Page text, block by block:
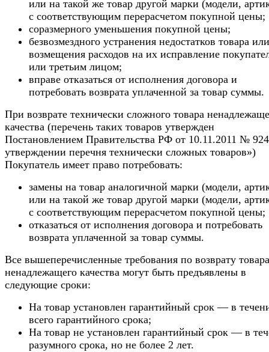
или на такой же товар другой марки (модели,
с соответствующим перерасчетом покупной цены;
соразмерного уменьшения покупной цены;
безвозмездного устранения недостатков товара или
возмещения расходов на их исправление
или третьим лицом;
вправе отказаться от исполнения договора и
потребовать возврата уплаченной за товар суммы.
При возврате технически сложного товара
качества (перечень таких товаров утвержден
Постановлением Правительства РФ от 10.11.2011 №
утверждении перечня технически сложных товаров»)
Покупатель имеет право потребовать:
замены на товар аналогичной марки (модели,
или на такой же товар другой марки (модели,
с соответствующим перерасчетом покупной цены;
отказаться от исполнения договора и потребовать
возврата уплаченной за товар суммы.
Все вышеперечисленные требования по возврату товара
ненадлежащего качества могут быть предъявлены в
следующие сроки:
На товар установлен гарантийный срок — в
всего гарантийного срока;
На товар не установлен гарантийный срок — в
разумного срока, но не более 2 лет.